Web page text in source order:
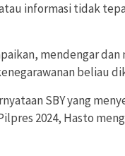
informasi tidak
mendengar
beliau
SBY yang
2024, Hasto